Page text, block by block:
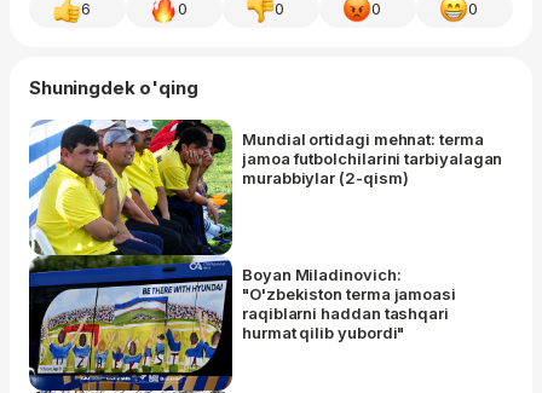
6 0 0 0 0
Shuningdek o'qing
Mundial ortidagi mehnat: terma
jamoa futbolchilarini tarbiyalagan
murabbiylar (2-qism)
Boyan Miladinovich:
"O'zbekiston terma jamoasi
raqiblarni haddan tashqari
hurmat qilib yubordi"